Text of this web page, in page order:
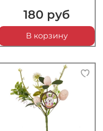
180 руб
В корзину